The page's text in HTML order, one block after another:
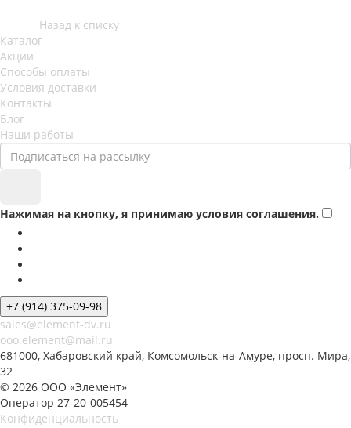
Назад к списку
Каталог
Акции
Способы оплаты
Условия доставки
Контакты
Блог
Наши работы
Нажимая на кнопку, я принимаю условия соглашения.
+7 (914) 375-09-98
sales@element-dv.ru
ooo.element@mail.ru
681000, Хабаровский край, Комсомольск-на-Амуре, просп. Мира,
32
© 2026 ООО «Элемент»
Оператор 27-20-005454
Конфиденциальность